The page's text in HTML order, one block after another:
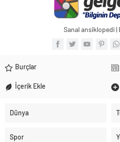
Sanal ansiklopedi |
Burçlar
İçerik Ekle
Dünya
Spor